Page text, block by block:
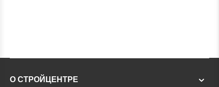
О СТРОЙЦЕНТРЕ